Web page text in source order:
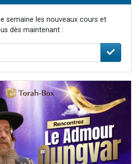
semaine les nouveaux cours et
dès maintenant :